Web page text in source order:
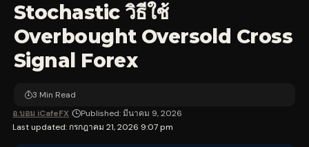
Stochastic วิธีใช้
Overbought Oversold Cross
Signal Forex
Last updated: กรกฎาคม 21, 2026 9:07 pm
อ.บอม iCafeFX Published: มีนาคม 9, 2026
3 Min Read